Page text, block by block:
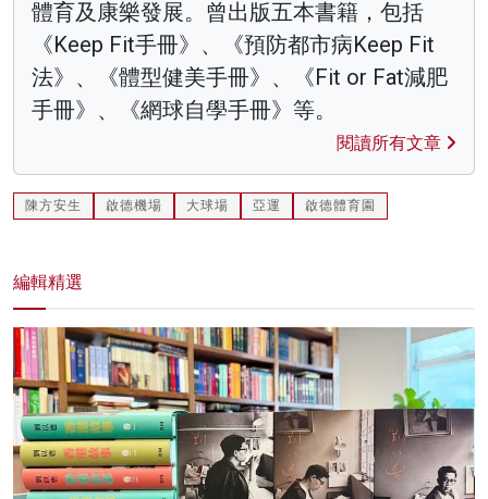
體育及康樂發展。曾出版五本書籍，包括
《Keep Fit手冊》、《預防都市病Keep Fit
法》、《體型健美手冊》、《Fit or Fat減肥
手冊》、《網球自學手冊》等。
閱讀所有文章
陳方安生 啟德機場 大球場 亞運 啟德體育園
編輯精選